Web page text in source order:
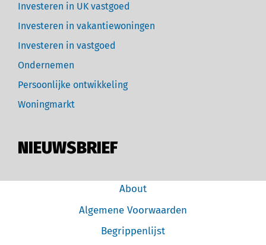
Investeren in UK vastgoed
Investeren in vakantiewoningen
Investeren in vastgoed
Ondernemen
Persoonlijke ontwikkeling
Woningmarkt
NIEUWSBRIEF
About
Algemene Voorwaarden
Begrippenlijst